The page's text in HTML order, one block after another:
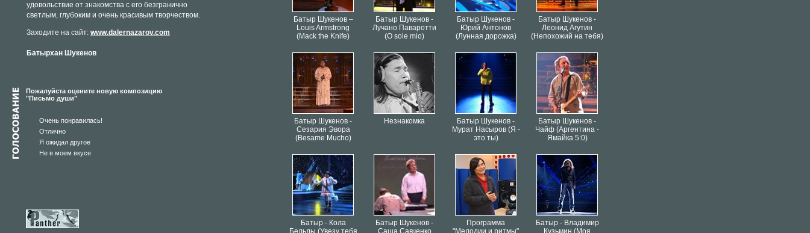
удовольствие от знакомства с его безгранично
светлым, глубоким и очень красивым творчеством.
Заходите на сайт: www.dalernazarov.com
Батырхан Шукенов
Пожалуйста оцените новую композицию
"Письмо души"
Очень понравилась!
Отлично
Я ожидал другое
Не в моем вкусе
Батыр Шукенов –
Louis Armstrong
(Mack the Knife)
Батыр Шукенов -
Лучано Паваротти
(O sole mio)
Батыр Шукенов -
Юрий Антонов
(Лунная дорожка)
Батыр Шукенов -
Леонид Агутин
(Непохожий на тебя)
Батыр Шукенов -
Сезария Эвора
(Besame Mucho)
Незнакомка
Батыр Шукенов -
Мурат Насыров (Я -
это ты)
Батыр Шукенов -
Чайф (Аргентина -
Ямайка 5:0)
Батыр - Кола
Бельды (Увезу тебя
Батыр Шукенов -
Саша Савченко
Программа
"Мелодии и ритмы"
Батыр - Владимир
Кузьмин (Моя